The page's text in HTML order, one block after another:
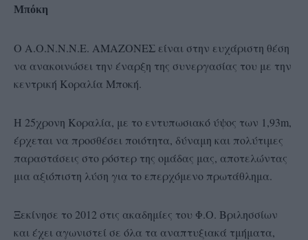
Μπόκη
Ο Α.Ο.Ν.Ν.Ν.Ε. ΑΜΑΖΟΝΕΣ είναι στην ευχάριστη θέση
να ανακοινώσει την έναρξη της συνεργασίας του με την
κεντρική Κοραλία Μποκή.
Η 25χρονη Κοραλία, με το εντυπωσιακό ύψος των 1,93m,
έρχεται να προσθέσει ποιότητα, δύναμη και πολύτιμες
παραστάσεις στο ρόστερ της ομάδας μας, αποτελώντας
μια αξιόπιστη λύση για το επερχόμενο πρωτάθλημα.
Ξεκίνησε το 2012 στις ακαδημίες του Φ.Ο. Βριλησσίων
και έχει αγωνιστεί σε όλα τα αναπτυξιακά τμήματα,